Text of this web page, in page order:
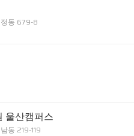
동 679-8
울산캠퍼스
동 219-119